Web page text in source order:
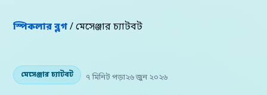
স্পিকলার ব্লগ/ মেসেঞ্জার চ্যাটবট
মেসেঞ্জার চ্যাটবট ৭ মিনিট পড়া২৬ জুন ২০২৬